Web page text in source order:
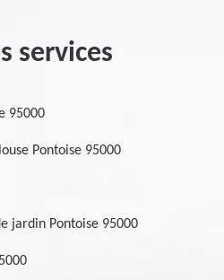
services
95000
Pontoise 95000
jardin Pontoise 95000